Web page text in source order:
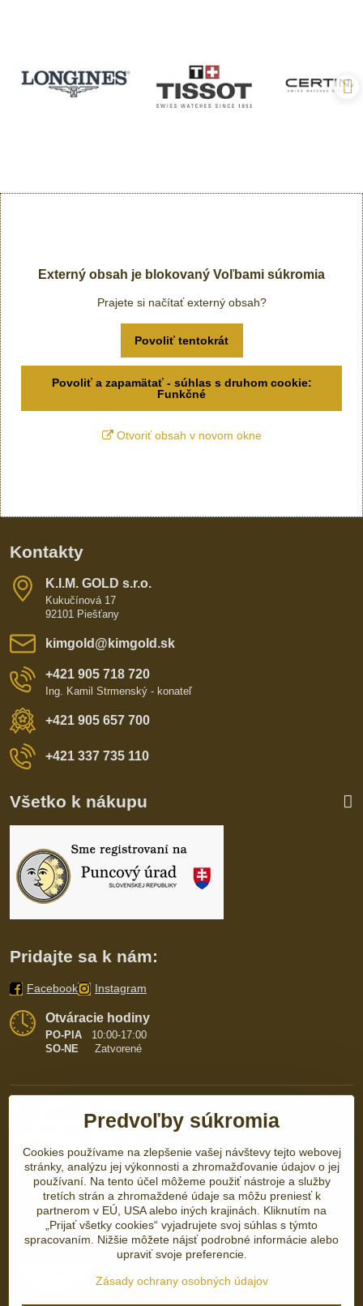
Externý obsah je blokovaný Voľbami súkromia
Prajete si načítať externý obsah?
Povoliť tentokrát
Povoliť a zapamätať - súhlas s druhom cookie:
Funkčné
Otvoriť obsah v novom okne
Kontakty
K​​.I​​.M​​. GOLD s​​.r​​.o​​.
Kukučínová 17
92101 Piešťany
kimgold​@kimgold​.sk
+421 905 718 720
Ing. Kamil Strmenský - konateľ
+421 905 657 700
+421 337 735 110
Všetko k nákupu
Pridajte sa k nám:
Facebook Instagram
Otváracie hodiny
PO-PIA
10:00-17:00
SO-NE Zatvorené
Predvoľby súkromia
Cookies používame na zlepšenie vašej návštevy tejto webovej
stránky, analýzu jej výkonnosti a zhromažďovanie údajov o jej
používaní. Na tento účel môžeme použiť nástroje a služby
tretích strán a zhromaždené údaje sa môžu preniesť k
partnerom v EÚ, USA alebo iných krajinách. Kliknutím na
„Prijať všetky cookies“ vyjadrujete svoj súhlas s týmto
spracovaním. Nižšie môžete nájsť podrobné informácie alebo
upraviť svoje preferencie.
Zásady ochrany osobných údajov